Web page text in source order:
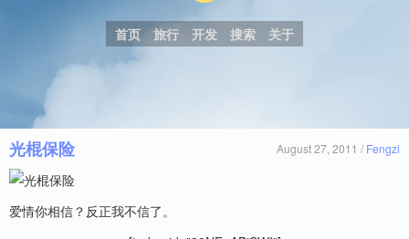
首页 旅行 开发 搜索 关于
光棍保险 August 27, 2011 / Fengzi
爱情你相信？反正我不信了。